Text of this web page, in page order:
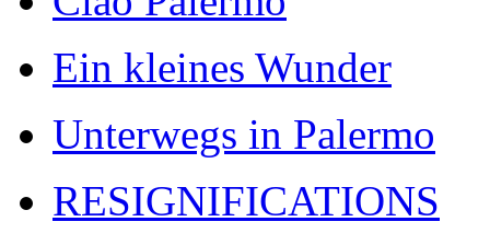
Ein kleines Wunder
Unterwegs in Palermo
RESIGNIFICATIONS